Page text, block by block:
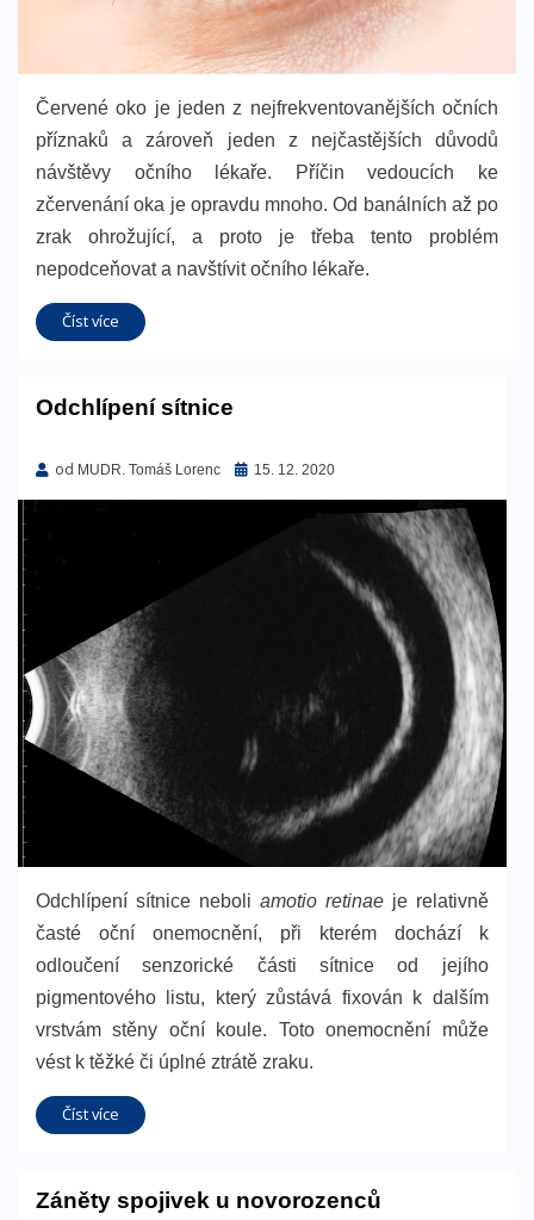
Červené oko je jeden z nejfrekventovanějších očních
příznaků a zároveň jeden z nejčastějších důvodů
návštěvy očního lékaře. Příčin vedoucích ke
zčervenání oka je opravdu mnoho. Od banálních až po
zrak ohrožující, a proto je třeba tento problém
nepodceňovat a navštívit očního lékaře.
Číst více
Odchlípení sítnice
od MUDR. Tomáš Lorenc
Zveřejněno
15. 12. 2020
Odchlípení sítnice neboli amotio retinae je relativně
časté oční onemocnění, při kterém dochází k
odloučení senzorické části sítnice od jejího
pigmentového listu, který zůstává fixován k dalším
vrstvám stěny oční koule. Toto onemocnění může
vést k těžké či úplné ztrátě zraku.
Číst více
Záněty spojivek u novorozenců